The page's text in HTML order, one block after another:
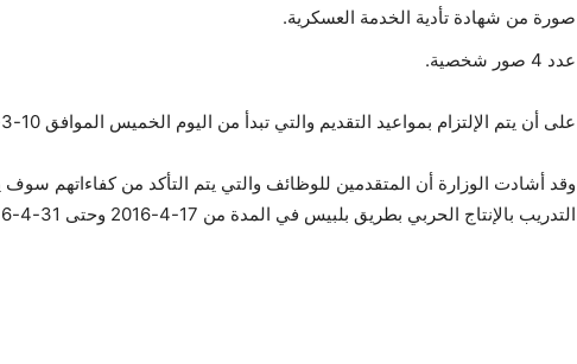
صورة من شهادة تأدية الخدمة العسكرية.
عدد 4 صور شخصية.
على أن يتم الإلتزام بمواعيد التقديم والتي تبدأ من اليوم الخميس الموافق 10-3-2016 وحتى 31 من مارس 2016.
وقد أشادت الوزارة أن المتقدمين للوظائف والتي يتم التأكد من كفاءاتهم سوف
التدريب بالإنتاج الحربي بطريق بلبيس في المدة من 17-4-2016 وحتى 31-4-2016.